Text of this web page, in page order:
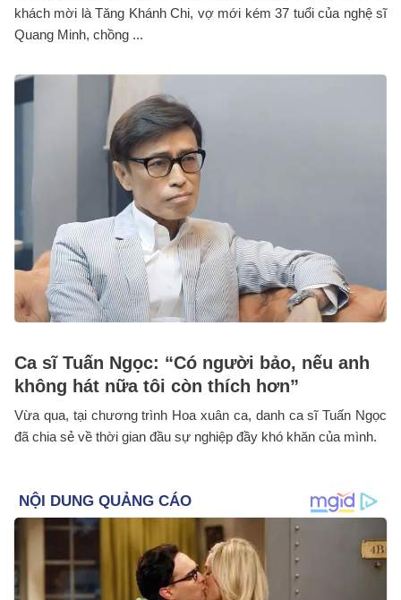
khách mời là Tăng Khánh Chi, vợ mới kém 37 tuổi của nghệ sĩ
Quang Minh, chồng ...
Ca sĩ Tuấn Ngọc: “Có người bảo, nếu anh
không hát nữa tôi còn thích hơn”
Vừa qua, tại chương trình Hoa xuân ca, danh ca sĩ Tuấn Ngọc
đã chia sẻ về thời gian đầu sự nghiệp đầy khó khăn của mình.